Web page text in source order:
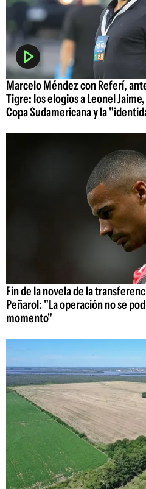
Marcelo Méndez con Referí,
Tigre: los elogios a Leonel
Copa Sudamericana y la
Fin de la novela de la
Peñarol: "La operación no se
momento"